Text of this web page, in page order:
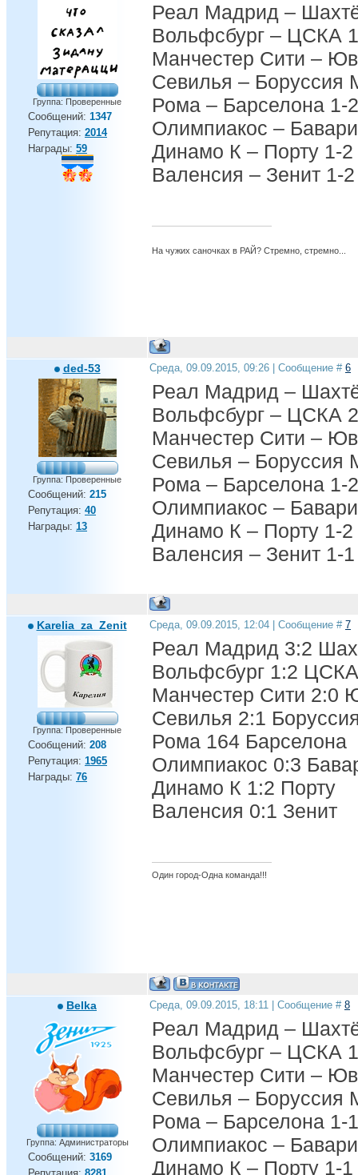
Группа: Проверенные
Сообщений: 1347
Репутация: 2014
Награды: 59
Реал Мадрид –
Вольфсбург – ЦСКА
Манчестер Сити –
Севилья – Боруссия
Рома – Барселона 1-2
Олимпиакос –
Динамо К – Порту 1-2
Валенсия – Зенит 1-2
На чужих саночках в РАЙ? Стремно, стремно...
ded-53
Группа: Проверенные
Сообщений: 215
Репутация: 40
Награды: 13
Среда, 09.09.2015, 09:26 | Сообщение # 6
Реал Мадрид –
Вольфсбург – ЦСКА
Манчестер Сити –
Севилья – Боруссия
Рома – Барселона 1-2
Олимпиакос –
Динамо К – Порту 1-2
Валенсия – Зенит 1-1
Karelia_za_Zenit
Группа: Проверенные
Сообщений: 208
Репутация: 1965
Награды: 76
Среда, 09.09.2015, 12:04 | Сообщение # 7
Реал Мадрид 3:2
Вольфсбург 1:2 ЦСКА
Манчестер Сити 2:0
Севилья 2:1
Рома 164 Барселона
Олимпиакос 0:3
Динамо К 1:2 Порту
Валенсия 0:1 Зенит
Один город-Одна команда!!!
Belka
Группа: Администраторы
Сообщений: 3169
Среда, 09.09.2015, 18:11 | Сообщение # 8
Реал Мадрид –
Вольфсбург – ЦСКА
Манчестер Сити –
Севилья – Боруссия
Рома – Барселона 1-1
Олимпиакос –
Динамо К – Порту 1-1